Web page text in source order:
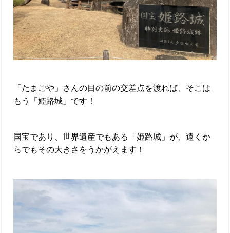
「たまごや」さんの目の前の交差点を渡れば、そこは
もう「姫路城」です！
国宝であり、世界遺産でもある「姫路城」が、遠くか
らでもその大きさをうかがえます！